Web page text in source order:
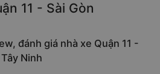
11 - Sài Gòn
đánh giá nhà xe Quận 11 -
Ninh